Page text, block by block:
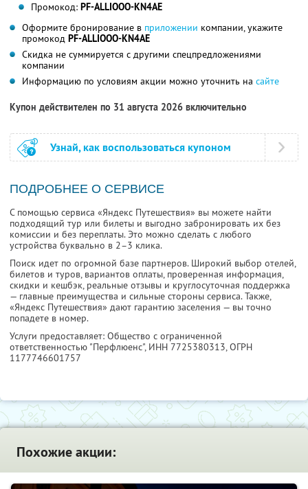
Промокод: PF-ALLIOOO-KN4AE
Оформите бронирование в приложении компании, укажите
промокод PF-ALLIOOO-KN4AE
Скидка не суммируется с другими спецпредложениями
компании
Информацию по условиям акции можно уточнить на сайте
Купон действителен по 31 августа 2026 включительно
Узнай, как воспользоваться купоном
ПОДРОБНЕЕ О СЕРВИСЕ
С помощью сервиса «Яндекс Путешествия» вы можете найти
подходящий тур или билеты и выгодно забронировать их без
комиссии и без переплаты. Это можно сделать с любого
устройства буквально в 2–3 клика.
Поиск идет по огромной базе партнеров. Широкий выбор отелей,
билетов и туров, вариантов оплаты, проверенная информация,
скидки и кешбэк, реальные отзывы и круглосуточная поддержка
— главные преимущества и сильные стороны сервиса. Также,
«Яндекс Путешествия» дают гарантию заселения — вы точно
попадете в номер.
Услуги предоставляет: Общество с ограниченной
ответственностью "Перфлюенс", ИНН 7725380313, ОГРН
1177746601757
Похожие акции: